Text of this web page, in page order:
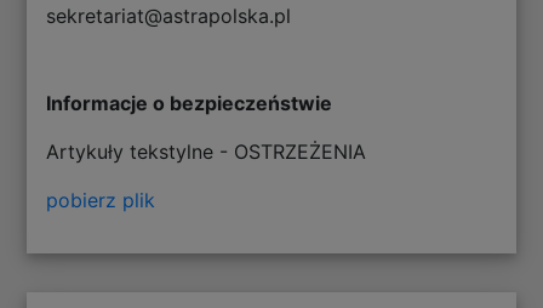
sekretariat@astrapolska.pl
Informacje o bezpieczeństwie
Artykuły tekstylne - OSTRZEŻENIA
pobierz plik